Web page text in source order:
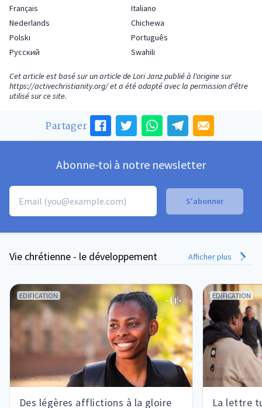
Français
Italiano
Nederlands
Chichewa
Polski
Português
Русский
Swahili
Cet article est basé sur un article de Lori Janz publié à l'origine sur
https://activechristianity.org/et a été adapté avec la permission d'être
utilisé sur ce site.
Partager
Abonne-toi à notre newsletter
Vie chrétienne - le développement Afficher plus
EDIFICATION
Des légères afflictions à la gloire
EDIFICATION
La lettre